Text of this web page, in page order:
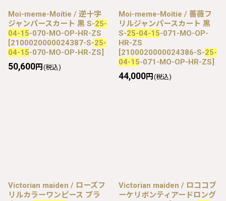
Moi-meme-Moitie / 逆十字
ジャンパースカート 黒 S-25-
04-15-070-MO-OP-HR-ZS
[2100020000024387-S-25-
04-15-070-MO-OP-HR-ZS]
50,600円 (税込)
Moi-meme-Moitie / 薔薇フ
リルジャンパースカート 黒
S-25-04-15-071-MO-OP-
HR-ZS
[2100020000024386-S-25-
04-15-071-MO-OP-HR-ZS]
44,000円 (税込)
Victorian maiden / ローズフ
リルカラーワンピース ブラ
Victorian maiden / ロココブ
ーケリボンティアードロング